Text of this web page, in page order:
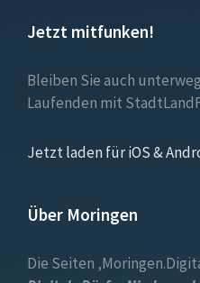
Jetzt mitfunken!
Bleiben Sie auch
Laufenden mit
Jetzt laden für iOS &
Über Moringen
Die Seiten